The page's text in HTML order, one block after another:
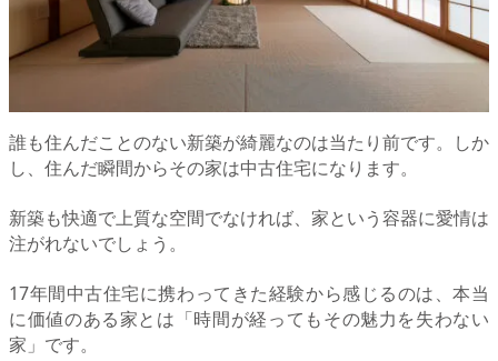
誰も住んだことのない新築が綺麗なのは当たり前です。しか
し、住んだ瞬間からその家は中古住宅になります。
新築も快適で上質な空間でなければ、家という容器に愛情は
注がれないでしょう。
17年間中古住宅に携わってきた経験から感じるのは、本当
に価値のある家とは「時間が経ってもその魅力を失わない
家」です。